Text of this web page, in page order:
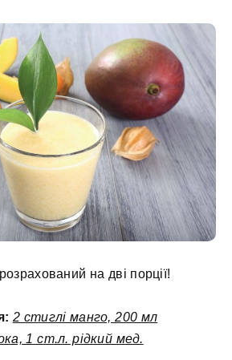
на дві порції!
2 стиглі манго, 200 мл
1 ст.л. рідкий мед.